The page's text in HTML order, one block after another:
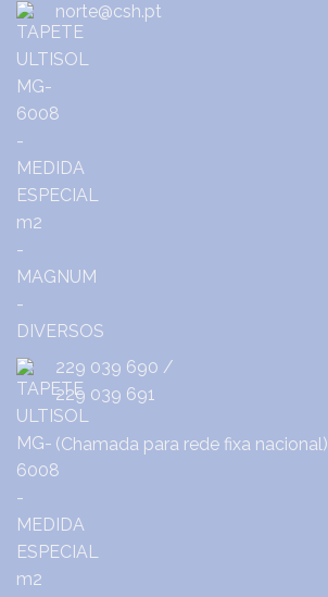
norte@csh.pt
229 039 690 /
229 039 691
(Chamada para rede fixa nacional)